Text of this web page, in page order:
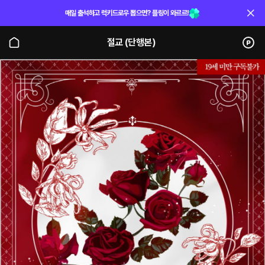
매일 출석하고 럭키드로우 뽑으면? 플링이 와르르!
절교 (단행본)